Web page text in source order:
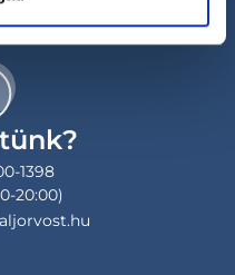
1398
20:00)